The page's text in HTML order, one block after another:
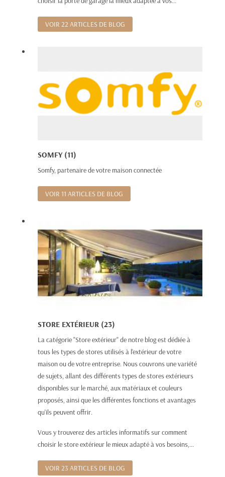
VOIR 22 ARTICLES DE BLOG
SOMFY (11)
Somfy, partenaire de votre maison connectée
VOIR 11 ARTICLES DE BLOG
STORE EXTÉRIEUR (23)
La catégorie "Store extérieur" de notre blog est dédiée à
tous les types de stores utilisés à l'extérieur de votre
maison ou de votre entreprise. Nous couvrons une variété
de sujets, allant des différents types de stores extérieurs
disponibles sur le marché, aux matériaux et couleurs
proposés, ainsi que les différentes fonctions et avantages
qu'ils peuvent offrir.
Vous y trouverez des articles informatifs sur comment
choisir le store extérieur le mieux adapté à vos besoins,...
VOIR 23 ARTICLES DE BLOG